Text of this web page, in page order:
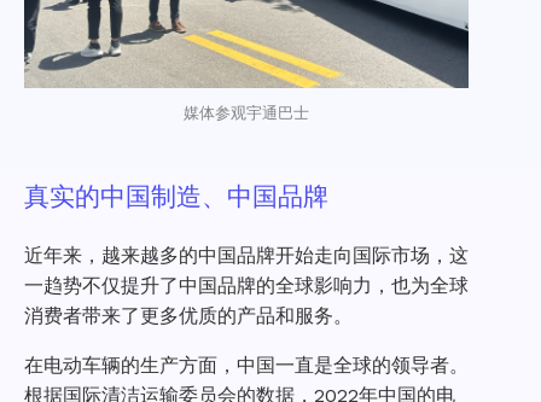
媒体参观宇通巴士
真实的中国制造、中国品牌
近年来，越来越多的中国品牌开始走向国际市场，这
一趋势不仅提升了中国品牌的全球影响力，也为全球
消费者带来了更多优质的产品和服务。
在电动车辆的生产方面，中国一直是全球的领导者。
根据国际清洁运输委员会的数据，2022年中国的电